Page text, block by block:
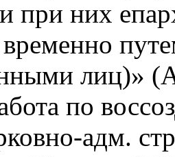
при них
временно
лиц)»
по
адм.